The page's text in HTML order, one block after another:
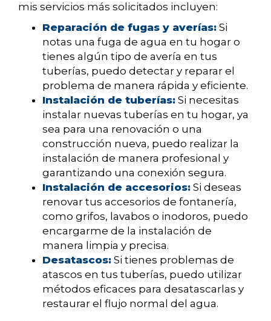
mis servicios más solicitados incluyen:
Reparación de fugas y averías: Si
notas una fuga de agua en tu hogar o
tienes algún tipo de avería en tus
tuberías, puedo detectar y reparar el
problema de manera rápida y eficiente.
Instalación de tuberías: Si necesitas
instalar nuevas tuberías en tu hogar, ya
sea para una renovación o una
construcción nueva, puedo realizar la
instalación de manera profesional y
garantizando una conexión segura.
Instalación de accesorios: Si deseas
renovar tus accesorios de fontanería,
como grifos, lavabos o inodoros, puedo
encargarme de la instalación de
manera limpia y precisa.
Desatascos: Si tienes problemas de
atascos en tus tuberías, puedo utilizar
métodos eficaces para desatascarlas y
restaurar el flujo normal del agua.